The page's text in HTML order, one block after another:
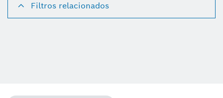
Filtros relacionados